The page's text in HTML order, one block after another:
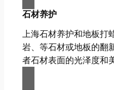
石材养护
上海石材养护和地板
岩、等石材或地板的翻
者石材表面的光泽度和